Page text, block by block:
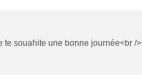
te souahite une bonne journée<br />